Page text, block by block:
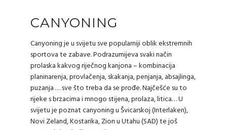
CANYONING
Canyoning je u svijetu sve popularniji oblik ekstremnih
sportova te zabave. Podrazumijeva svaki način
prolaska kakvog riječnog kanjona – kombinacija
planinarenja, provlačenja, skakanja, penjanja, absajlinga,
puzanja … sve što treba da se prođe. Najčešće su to
rijeke s brzacima i mnogo stijena, prolaza, litica… U
svijetu je poznat canyoning u Švicarskoj (Interlaken),
Novi Zeland, Kostarika, Zion u Utahu (SAD) te još